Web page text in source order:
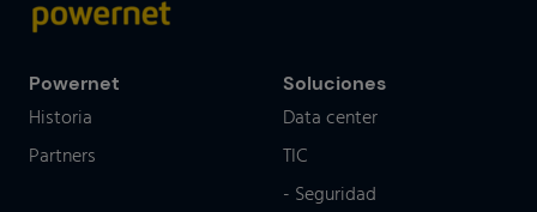
Powernet
Historia
Partners
Soluciones
Data center
TIC
- Seguridad